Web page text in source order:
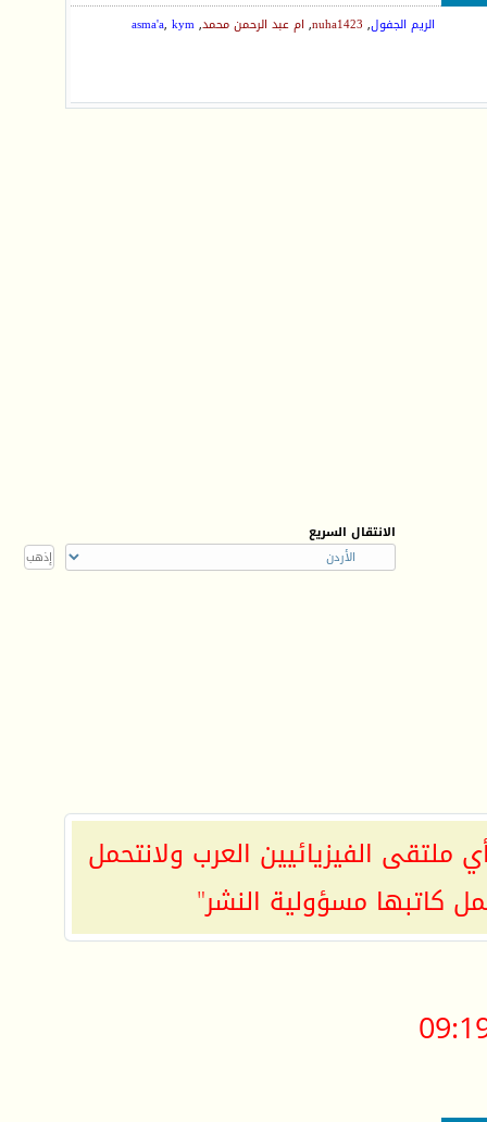
الريم الجفول,
nuha1423
, ام عبد الرحمن محمد,
asma'a, kym
الانتقال السريع
ملتقى الفيزيائيين العرب ولانتحمل
كاتبها مسؤولية النشر"